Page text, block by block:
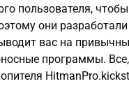
пользователя,
они
вас на
программы.